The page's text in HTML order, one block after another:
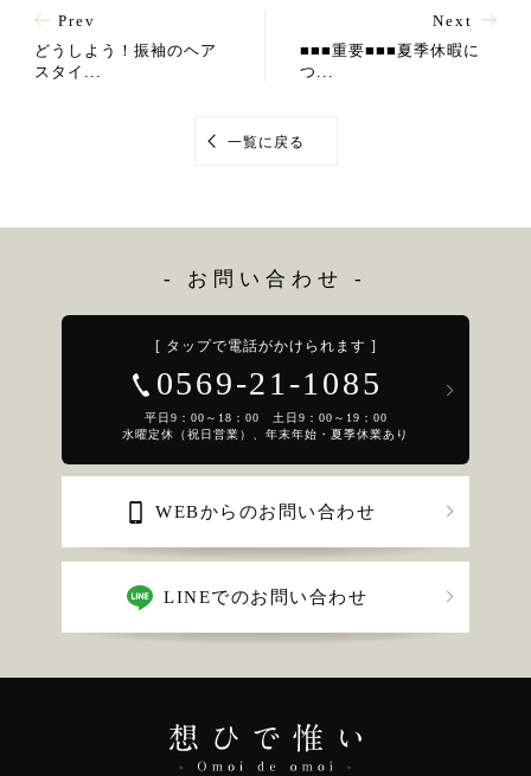
Prev
どうしよう！振袖のヘア
スタイ...
一覧に戻る
Next
■■■重要■■■夏季休暇に
つ...
- お問い合わせ -
[ タップで電話がかけられます ]
0569-21-1085
平日9：00～18：00 土日9：00～19：00
水曜定休（祝日営業）、年末年始・夏季休業あり
WEBからのお問い合わせ
LINEでのお問い合わせ